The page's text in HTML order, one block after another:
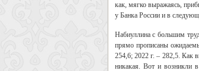
как, мягко выражаясь,
у Банка России и в
Набиуллина с большим
прямо прописаны
254,6; 2022 г. – 282,5. Как
никакая. Вот и возникли